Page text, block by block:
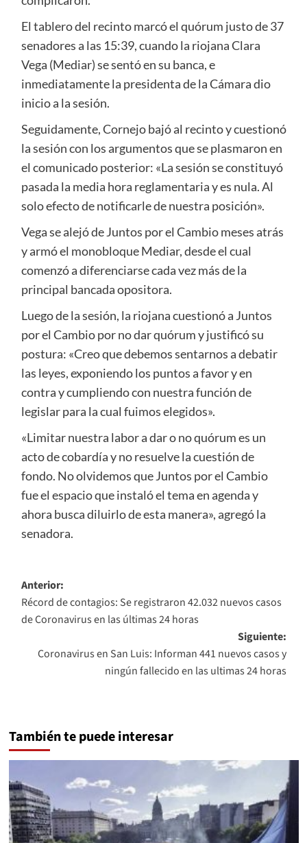
El tablero del recinto marcó el quórum justo de 37
senadores a las 15:39, cuando la riojana Clara
Vega (Mediar) se sentó en su banca, e
inmediatamente la presidenta de la Cámara dio
inicio a la sesión.
Seguidamente, Cornejo bajó al recinto y cuestionó
la sesión con los argumentos que se plasmaron en
el comunicado posterior: «La sesión se constituyó
pasada la media hora reglamentaria y es nula. Al
solo efecto de notificarle de nuestra posición».
Vega se alejó de Juntos por el Cambio meses atrás
y armó el monobloque Mediar, desde el cual
comenzó a diferenciarse cada vez más de la
principal bancada opositora.
Luego de la sesión, la riojana cuestionó a Juntos
por el Cambio por no dar quórum y justificó su
postura: «Creo que debemos sentarnos a debatir
las leyes, exponiendo los puntos a favor y en
contra y cumpliendo con nuestra función de
legislar para la cual fuimos elegidos».
«Limitar nuestra labor a dar o no quórum es un
acto de cobardía y no resuelve la cuestión de
fondo. No olvidemos que Juntos por el Cambio
fue el espacio que instaló el tema en agenda y
ahora busca diluirlo de esta manera», agregó la
senadora.
Navegación
de
entradas
Anterior:
Récord de contagios: Se registraron 42.032 nuevos casos
de Coronavirus en las últimas 24 horas
Siguiente:
Coronavirus en San Luis: Informan 441 nuevos casos y
ningún fallecido en las ultimas 24 horas
También te puede interesar